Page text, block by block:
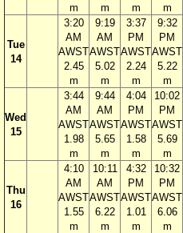
m
m
m
m
Tue
14
3:20
AM
AWST
2.45
m
9:19
AM
AWST
5.02
m
3:37
PM
AWST
2.24
m
9:32
PM
AWST
5.22
m
Wed
15
3:44
AM
AWST
1.98
m
9:44
AM
AWST
5.65
m
4:04
PM
AWST
1.58
m
10:02
PM
AWST
5.69
m
Thu
16
4:10
AM
AWST
1.55
m
10:11
AM
AWST
6.22
m
4:32
PM
AWST
1.01
m
10:32
PM
AWST
6.06
m